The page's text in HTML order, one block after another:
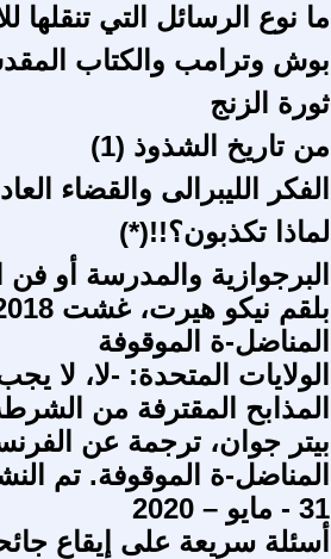
ما نوع الرسائل التي
بوش وترامب والكتاب
ثورة الزنج
من تاريخ الشذوذ (1)
الفكر الليبرالى والقضاء
لماذا تكذبون؟!!(*)
البرجوازية والمدرسة أو فن
المناضل-ة الموقوفة
الولايات المتحدة: -لا، لا
المذابح المقترفة من
بيتر جوان، ترجمة عن
31 - مايو – 2020
أسئلة سريعة على إيقاع